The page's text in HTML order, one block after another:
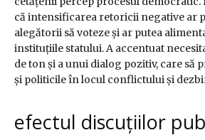
că intensificarea retoricii negative ar
alegătorii să voteze și ar putea
instituțiile statului. A accentuat
de ton și a unui dialog pozitiv, care să
și politicile în locul conflictului și
efectul discuțiilor